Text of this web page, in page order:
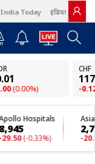
India Today इंडिया टुडे हिंदी